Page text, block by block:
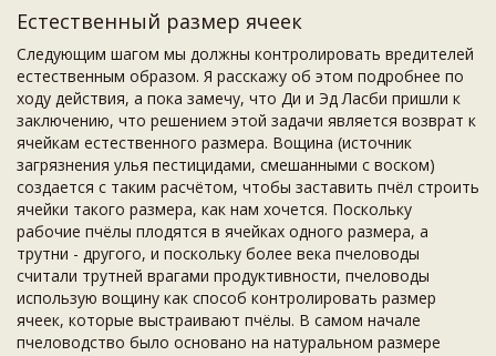
Естественный размер ячеек
Следующим шагом мы должны контролировать вредителей
естественным образом. Я расскажу об этом подробнее по
ходу действия, а пока замечу, что Ди и Эд Ласби пришли к
заключению, что решением этой задачи является возврат к
ячейкам естественного размера. Вощина (источник
загрязнения улья пестицидами, смешанными с воском)
создается с таким расчётом, чтобы заставить пчёл строить
ячейки такого размера, как нам хочется. Поскольку
рабочие пчёлы плодятся в ячейках одного размера, а
трутни - другого, и поскольку более века пчеловоды
считали трутней врагами продуктивности, пчеловоды
использую вощину как способ контролировать размер
ячеек, которые выстраивают пчёлы. В самом начале
пчеловодство было основано на натуральном размере